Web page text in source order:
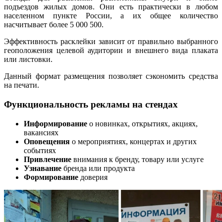
подъездов жилых домов. Они есть практически в любом
населенном пункте России, а их общее количество
насчитывает более 5 000 500.
Эффективность расклейки зависит от правильно выбранного
геоположения целевой аудитории и внешнего вида плаката
или листовки.
Данный формат размещения позволяет сэкономить средства
на печати.
Функциональность рекламы на стендах
Информирование о новинках, открытиях, акциях,
вакансиях
Оповещения о мероприятиях, концертах и других
событиях
Привлечение внимания к бренду, товару или услуге
Узнавание бренда или продукта
Формирование доверия